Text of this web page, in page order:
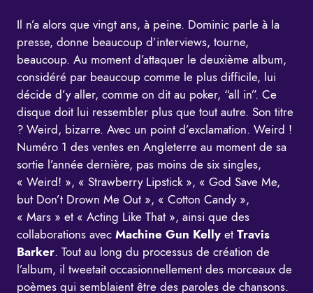
Il n’a alors que vingt ans, à peine. Dominic parle à la
presse, donne beaucoup d’interviews, tourne,
beaucoup. Au moment d’attaquer le deuxième album,
considéré par beaucoup comme le plus difficile, lui
décide d’y aller, comme on dit au poker, “all in”. Ce
disque doit lui ressembler plus que tout autre. Son titre
? Weird, bizarre. Avec un point d’exclamation. Weird !
Numéro 1 des ventes en Angleterre au moment de sa
sortie l’année dernière, pas moins de six singles,
« Weird! », « Strawberry Lipstick », « God Save Me,
but Don’t Drown Me Out », « Cotton Candy »,
« Mars » et « Acting Like That », ainsi que des
collaborations avec Machine Gun Kelly et Travis
Barker. Tout au long du processus de création de
l’album, il tweetait occasionnellement des morceaux de
poèmes qui semblaient être des paroles de chansons.